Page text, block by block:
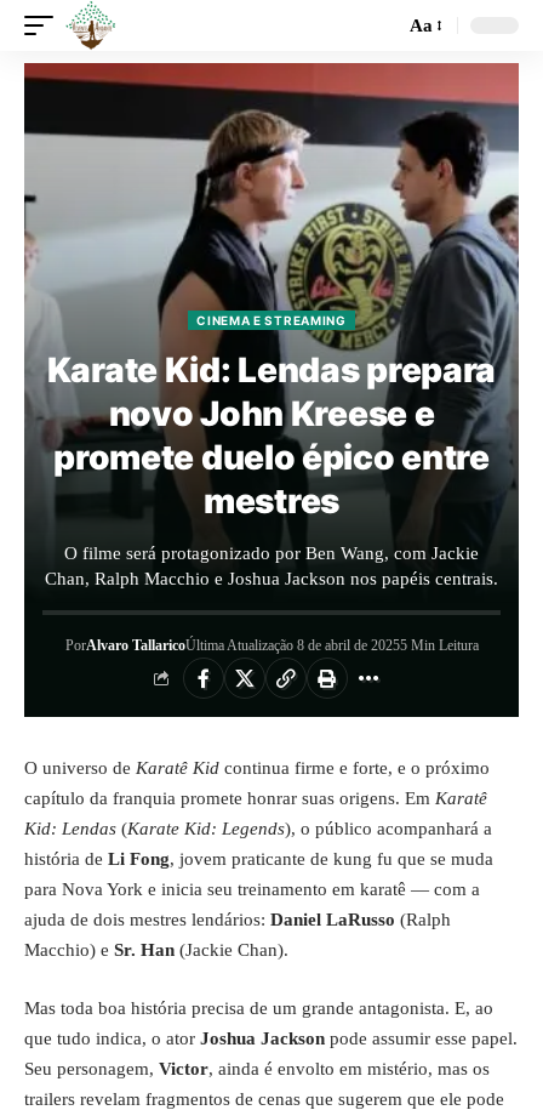
Aa
CINEMA E STREAMING
Karate Kid: Lendas prepara
novo John Kreese e
promete duelo épico entre
mestres
O filme será protagonizado por Ben Wang, com Jackie
Chan, Ralph Macchio e Joshua Jackson nos papéis centrais.
PorAlvaro TallaricoÚltima Atualização 8 de abril de 20255 Min Leitura
O universo de Karatê Kid continua firme e forte, e o próximo
capítulo da franquia promete honrar suas origens. Em Karatê
Kid: Lendas (Karate Kid: Legends), o público acompanhará a
história de Li Fong, jovem praticante de kung fu que se muda
para Nova York e inicia seu treinamento em karatê — com a
ajuda de dois mestres lendários: Daniel LaRusso (Ralph
Macchio) e Sr. Han (Jackie Chan).
Mas toda boa história precisa de um grande antagonista. E, ao
que tudo indica, o ator Joshua Jackson pode assumir esse papel.
Seu personagem, Victor, ainda é envolto em mistério, mas os
trailers revelam fragmentos de cenas que sugerem que ele pode